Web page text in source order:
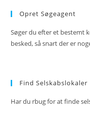
Opret Søgeagent
Søger du efter et bestemt
besked, så snart der er
Find Selskabslokaler
Har du rbug for at finde